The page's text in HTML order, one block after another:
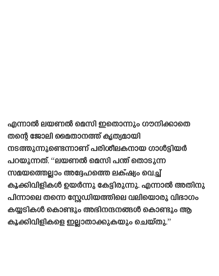
എന്നാൽ ലയണൽ മെസി ഇതൊന്നും ഗൗനിക്കാതെ
തന്റെ ജോലി മൈതാനത്ത് കൃത്യമായി
നടത്തുന്നുണ്ടെന്നാണ് പരിശീലകനായ ഗാൾട്ടിയർ
പറയുന്നത്. “ലയണൽ മെസി പന്ത് തൊടുന്ന
സമയത്തെല്ലാം അദ്ദേഹത്തെ ലക്‌ഷ്യം വെച്ച്
കൂക്കിവിളികൾ ഉയർന്നു കേട്ടിരുന്നു. എന്നാൽ അതിനു
പിന്നാലെ തന്നെ സ്റ്റേഡിയത്തിലെ വലിയൊരു വിഭാഗം
കയ്യടികൾ കൊണ്ടും അഭിനന്ദനങ്ങൾ കൊണ്ടും ആ
കൂക്കിവിളികളെ ഇല്ലാതാക്കുകയും ചെയ്‌തു.”